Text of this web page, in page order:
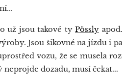
už jsou takové ty Pössly
Jsou šikovné na jízdu i
vozu, že se musela
dozadu, musí čekat...